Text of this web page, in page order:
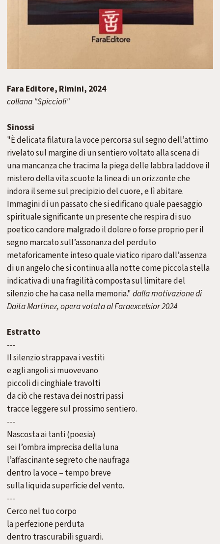
Fara Editore, Rimini, 2024
collana "Spiccioli"
Sinossi
"È delicata filatura la voce percorsa sulsegno dell’attimo
rivelato sul margine di unsentiero voltato alla scena di
una mancanzache tracima la piega delle labbra laddove il
mistero della vita scuote la linea di unorizzonte che
indora il seme sul precipiziodel cuore, e lì abitare.
Immagini di unpassato che si edificano quale paesaggio
spirituale significante un presente cherespira di suo
poetico candore malgrado ildolore o forse proprio per il
segno marcatosull’assonanza del perduto
metaforicamenteinteso quale viatico riparo dall’assenza
di unangelo che si continua alla notte comepiccola stella
indicativa di una fragilitàcomposta sul limitare del
silenzio che ha casa nella memoria."dalla motivazione di
Daita Martinez, opera votata al Faraexcelsior 2024
Estratto
---
Il silenzio strappava i vestiti
e agli angoli si muovevano
piccoli di cinghiale travolti
da ciò che restava dei nostri passi
tracce leggere sul prossimo sentiero.
---
Nascosta ai tanti (poesia)
sei l’ombra imprecisa della luna
l’affascinante segreto che naufraga
dentro la voce – tempo breve
sulla liquida superficie del vento.
---
Cerco nel tuo corpo
la perfezione perduta
dentro trascurabili sguardi.